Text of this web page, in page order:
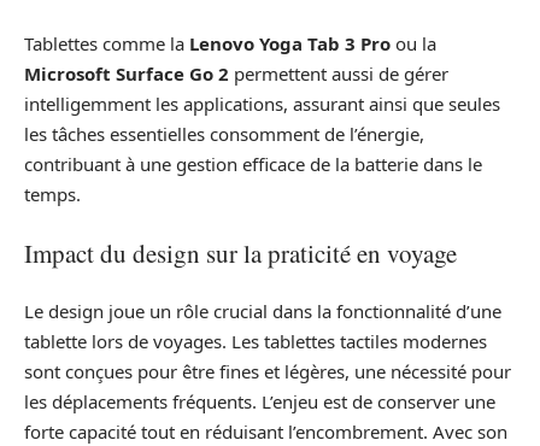
Tablettes comme la Lenovo Yoga Tab 3 Pro ou la
Microsoft Surface Go 2 permettent aussi de gérer
intelligemment les applications, assurant ainsi que seules
les tâches essentielles consomment de l’énergie,
contribuant à une gestion efficace de la batterie dans le
temps.
Impact du design sur la praticité en voyage
Le design joue un rôle crucial dans la fonctionnalité d’une
tablette lors de voyages. Les tablettes tactiles modernes
sont conçues pour être fines et légères, une nécessité pour
les déplacements fréquents. L’enjeu est de conserver une
forte capacité tout en réduisant l’encombrement. Avec son